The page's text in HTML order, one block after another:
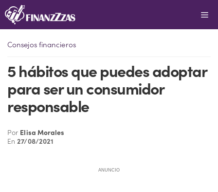
Saltar
al
Consejos financieros
5 hábitos que puedes adoptar
para ser un consumidor
responsable
Por Elisa Morales
En27/08/2021
ANUNCIO